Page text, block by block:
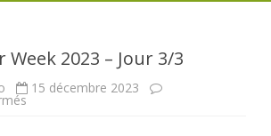
Week 2023 – Jour 3/3
15 décembre 2023
sur